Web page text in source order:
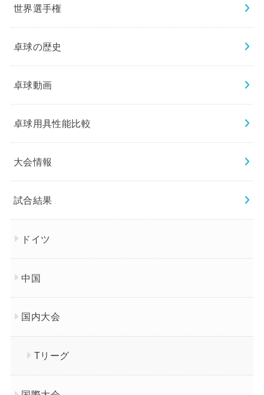
世界選手権
卓球の歴史
卓球動画
卓球用具性能比較
大会情報
試合結果
ドイツ
中国
国内大会
Tリーグ